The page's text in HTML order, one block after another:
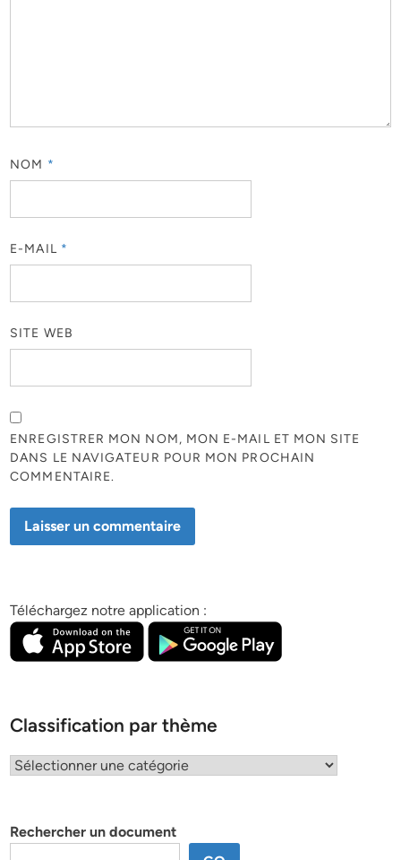
NOM *
E-MAIL *
SITE WEB
ENREGISTRER MON NOM, MON E-MAIL ET MON SITE
DANS LE NAVIGATEUR POUR MON PROCHAIN
COMMENTAIRE.
Téléchargez notre application :
Classification par thème
Classification
Rechercher un document